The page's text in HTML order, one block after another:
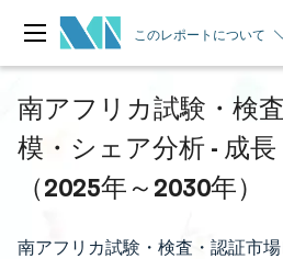
このレポートについて
南アフリカ試験・検
模・シェア分析 - 成
（2025年～2030年）
南アフリカ試験・検査・認証市